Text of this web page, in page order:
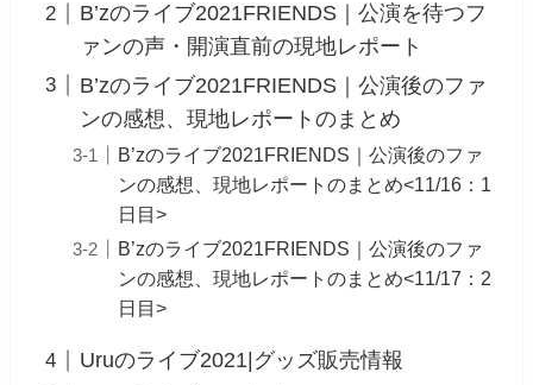
B’zのライブ2021FRIENDS｜公演を待つフ
ァンの声・開演直前の現地レポート
B’zのライブ2021FRIENDS｜公演後のファ
ンの感想、現地レポートのまとめ
B’zのライブ2021FRIENDS｜公演後のファ
ンの感想、現地レポートのまとめ<11/16：1
日目>
B’zのライブ2021FRIENDS｜公演後のファ
ンの感想、現地レポートのまとめ<11/17：2
日目>
Uruのライブ2021|グッズ販売情報